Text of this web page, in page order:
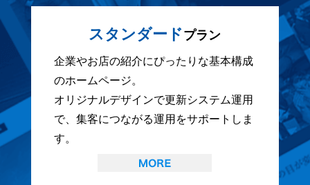
スタンダードプラン
企業やお店の紹介にぴったりな基本構成
のホームページ。
オリジナルデザインで更新システム運用
で、集客につながる運用をサポートしま
す。